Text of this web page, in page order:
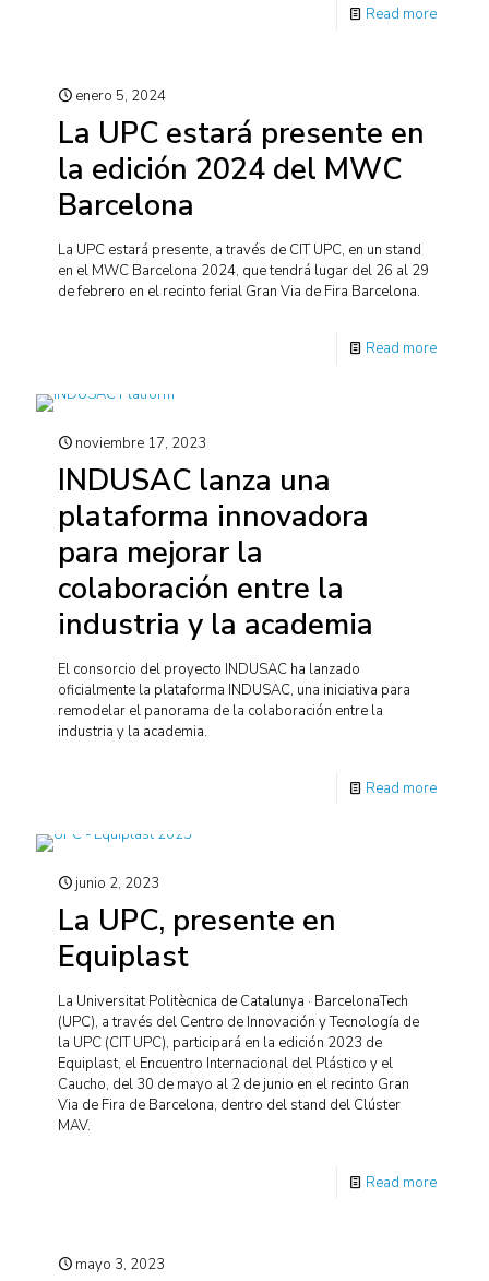
Read more
enero 5, 2024
La UPC estará presente en
la edición 2024 del MWC
Barcelona
La UPC estará presente, a través de CIT UPC, en un stand
en el MWC Barcelona 2024, que tendrá lugar del 26 al 29
de febrero en el recinto ferial Gran Via de Fira Barcelona.
Read more
noviembre 17, 2023
INDUSAC lanza una
plataforma innovadora
para mejorar la
colaboración entre la
industria y la academia
El consorcio del proyecto INDUSAC ha lanzado
oficialmente la plataforma INDUSAC, una iniciativa para
remodelar el panorama de la colaboración entre la
industria y la academia.
Read more
junio 2, 2023
La UPC, presente en
Equiplast
La Universitat Politècnica de Catalunya · BarcelonaTech
(UPC), a través del Centro de Innovación y Tecnología de
la UPC (CIT UPC), participará en la edición 2023 de
Equiplast, el Encuentro Internacional del Plástico y el
Caucho, del 30 de mayo al 2 de junio en el recinto Gran
Via de Fira de Barcelona, dentro del stand del Clúster
MAV.
Read more
mayo 3, 2023